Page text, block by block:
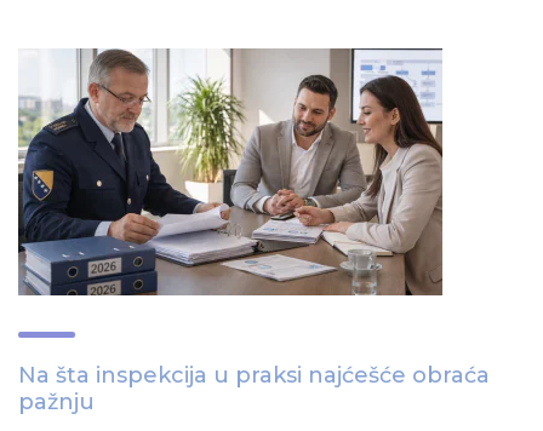
Na šta inspekcija u praksi najćešće obraća
pažnju